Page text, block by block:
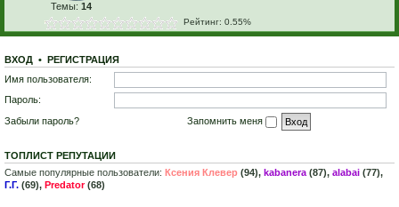
Темы: 14
Рейтинг: 0.55%
ВХОД • РЕГИСТРАЦИЯ
Имя пользователя:
Пароль:
Забыли пароль?
Запомнить меня
ТОПЛИСТ РЕПУТАЦИИ
Самые популярные пользователи: Ксения Клевер (94), kabanera (87), alabai (77),
Г.Г. (69), Predator(68)